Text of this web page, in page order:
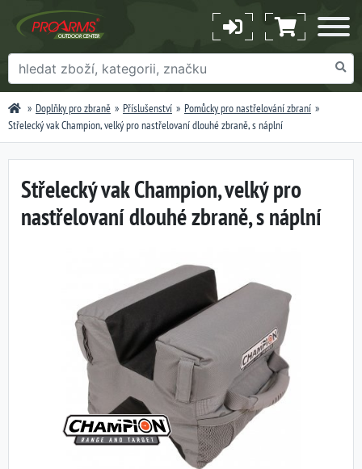
Doplňky pro zbraně Příslušenství
Pomůcky pro nastřelování zbraní
Střelecký vak Champion, velký pro nastřelovaní dlouhé zbraně, s náplní
Střelecký vak Champion, velký pro
nastřelovaní dlouhé zbraně, s náplní